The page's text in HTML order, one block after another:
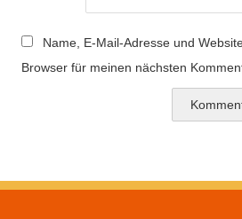
Name, E-Mail-Adresse und
Browser für meinen nächsten